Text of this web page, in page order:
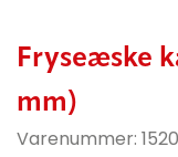
Fryseæske
mm)
Varenummer: